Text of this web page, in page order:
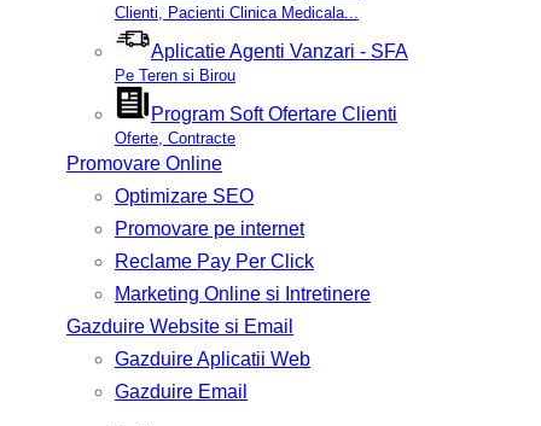
Clienti, Pacienti Clinica Medicala...
Aplicatie Agenti Vanzari - SFA
Pe Teren si Birou
Program Soft Ofertare Clienti
Oferte, Contracte
Promovare Online
Optimizare SEO
Promovare pe internet
Reclame Pay Per Click
Marketing Online si Intretinere
Gazduire Website si Email
Gazduire Aplicatii Web
Gazduire Email